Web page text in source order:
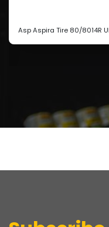
Asp Aspira Tire 80/8014R